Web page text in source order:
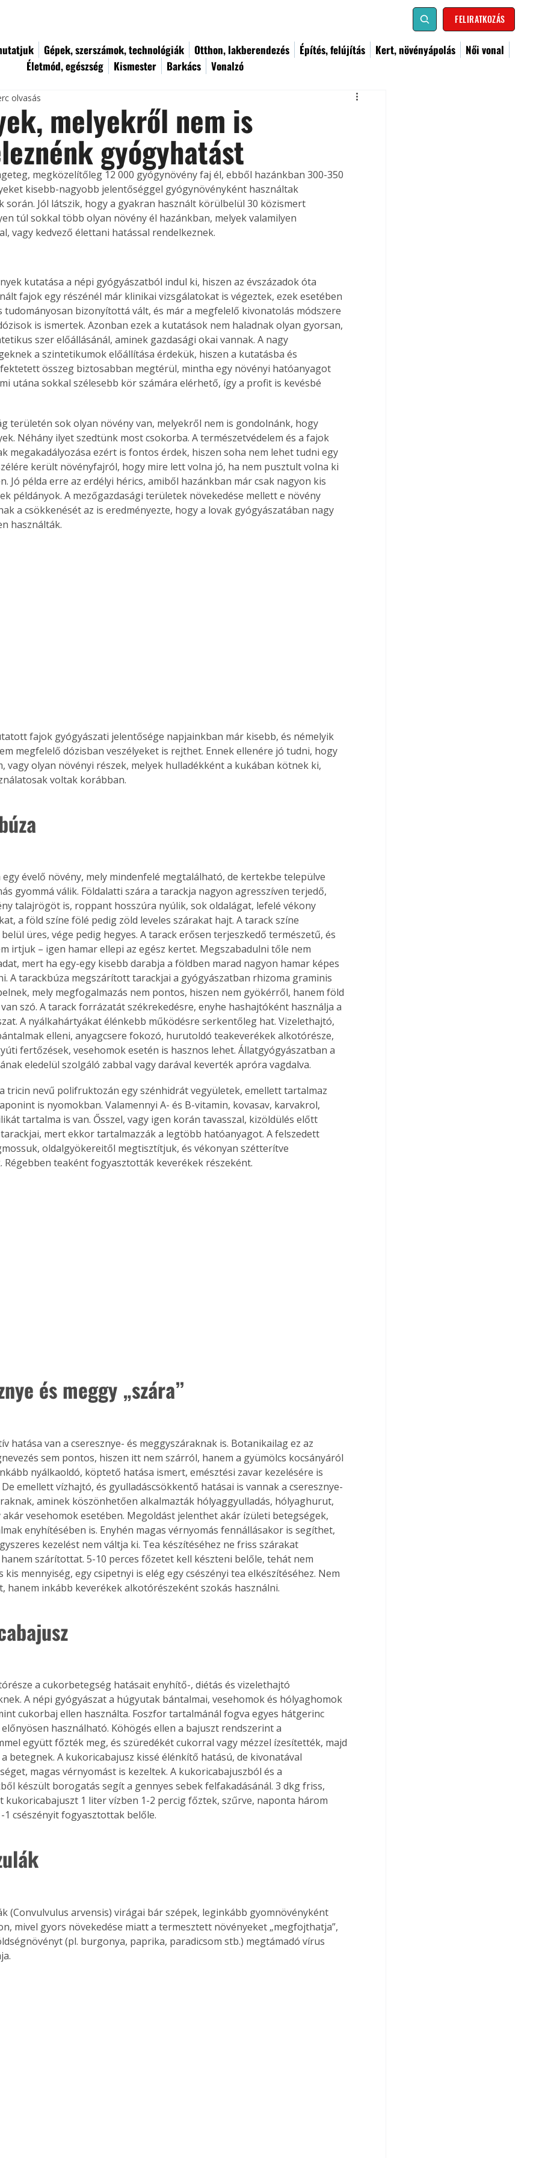
FELIRATKOZÁS
Gépek, szerszámok, technológiák Otthon, lakberendezés Építés, felújítás Kert, növényápolás
Női vonal
Életmód, egészség
Kismester Barkács Vonalzó
az
Együtt jobban megéri!
Bővebb információ itt!
Együtt jobban megéri! A
melyekről nem is
gyógyhatást
olvasás
megközelítőleg 12 000 gyógynövény faj él, ebből hazánkban 300-350
kisebb-nagyobb jelentőséggel gyógynövényként használtak
során. Jól látszik, hogy a gyakran használt körülbelül 30 közismert
túl sokkal több olyan növény él hazánkban, melyek valamilyen
vagy kedvező élettani hatással rendelkeznek.
kutatása a népi gyógyászatból indul ki, hiszen az évszázadok óta
fajok egy részénél már klinikai vizsgálatokat is végeztek, ezek esetében
tudományosan bizonyítottá vált, és már a megfelelő kivonatolás módszere
is ismertek. Azonban ezek a kutatások nem haladnak olyan gyorsan,
szer előállásánál, aminek gazdasági okai vannak. A nagy
a szintetikumok előállítása érdekük, hiszen a kutatásba és
összeg biztosabban megtérül, mintha egy növényi hatóanyagot
utána sokkal szélesebb kör számára elérhető, így a profit is kevésbé
területén sok olyan növény van, melyekről nem is gondolnánk, hogy
Néhány ilyet szedtünk most csokorba. A természetvédelem és a fajok
megakadályozása ezért is fontos érdek, hiszen soha nem lehet tudni egy
került növényfajról, hogy mire lett volna jó, ha nem pusztult volna ki
Jó példa erre az erdélyi hérics, amiből hazánkban már csak nagyon kis
példányok. A mezőgazdasági területek növekedése mellett e növény
a csökkenését az is eredményezte, hogy a lovak gyógyászatában nagy
használták.
fajok gyógyászati jelentősége napjainkban már kisebb, és némelyik
megfelelő dózisban veszélyeket is rejthet. Ennek ellenére jó tudni, hogy
vagy olyan növényi részek, melyek hulladékként a kukában kötnek ki,
voltak korábban.
egy évelő növény, mely mindenfelé megtalálható, de kertekbe települve
gyommá válik. Földalatti szára a tarackja nagyon agresszíven terjedő,
talajrögöt is, roppant hosszúra nyúlik, sok oldalágat, lefelé vékony
a föld színe fölé pedig zöld leveles szárakat hajt. A tarack színe
üres, vége pedig hegyes. A tarack erősen terjeszkedő természetű, és
irtjuk – igen hamar ellepi az egész kertet. Megszabadulni tőle nem
mert ha egy-egy kisebb darabja a földben marad nagyon hamar képes
A tarackbúza megszárított tarackjai a gyógyászatban rhizoma graminis
mely megfogalmazás nem pontos, hiszen nem gyökérről, hanem föld
szó. A tarack forrázatát székrekedésre, enyhe hashajtóként használja a
A nyálkahártyákat élénkebb működésre serkentőleg hat. Vizelethajtó,
elleni, anyagcsere fokozó, hurutoldó teakeverékek alkotórésze,
fertőzések, vesehomok esetén is hasznos lehet. Állatgyógyászatban a
eledelül szolgáló zabbal vagy darával keverték apróra vagdalva.
tricin nevű polifruktozán egy szénhidrát vegyületek, emellett tartalmaz
is nyomokban. Valamennyi A- és B-vitamin, kovasav, karvakrol,
tartalma is van. Ősszel, vagy igen korán tavasszal, kizöldülés előtt
mert ekkor tartalmazzák a legtöbb hatóanyagot. A felszedett
oldalgyökereitől megtisztítjuk, és vékonyan szétterítve
Régebben teaként fogyasztották keverékek részeként.
és meggy „szára”
hatása van a cseresznye- és meggyszáraknak is. Botanikailag ez az
sem pontos, hiszen itt nem szárról, hanem a gyümölcs kocsányáról
nyálkaoldó, köptető hatása ismert, emésztési zavar kezelésére is
emellett vízhajtó, és gyulladáscsökkentő hatásai is vannak a cseresznye-
aminek köszönhetően alkalmazták hólyaggyulladás, hólyaghurut,
akár vesehomok esetében. Megoldást jelenthet akár ízületi betegségek,
enyhítésében is. Enyhén magas vérnyomás fennállásakor is segíthet,
kezelést nem váltja ki. Tea készítéséhez ne friss szárakat
szárítottat. 5-10 perces főzetet kell készteni belőle, tehát nem
mennyiség, egy csipetnyi is elég egy csészényi tea elkészítéséhez. Nem
hanem inkább keverékek alkotórészeként szokás használni.
a cukorbetegség hatásait enyhítő-, diétás és vizelethajtó
A népi gyógyászat a húgyutak bántalmai, vesehomok és hólyaghomok
cukorbaj ellen használta. Foszfor tartalmánál fogva egyes hátgerinc
használható. Köhögés ellen a bajuszt rendszerint a
együtt főzték meg, és szüredékét cukorral vagy mézzel ízesítették, majd
betegnek. A kukoricabajusz kissé élénkítő hatású, de kivonatával
magas vérnyomást is kezeltek. A kukoricabajuszból és a
készült borogatás segít a gennyes sebek felfakadásánál. 3 dkg friss,
kukoricabajuszt 1 liter vízben 1-2 percig főztek, szűrve, naponta három
1 csészényit fogyasztottak belőle.
(Convulvulus arvensis) virágai bár szépek, leginkább gyomnövényként
mivel gyors növekedése miatt a termesztett növényeket „megfojthatja”,
(pl. burgonya, paprika, paradicsom stb.) megtámadó vírus